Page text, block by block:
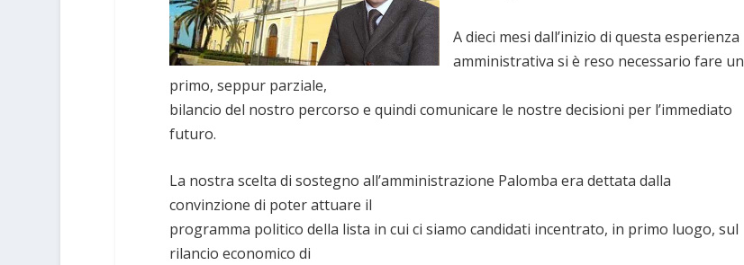
A dieci mesi dall’inizio di questa esperienza
amministrativa si è reso necessario fare un
primo, seppur parziale,
bilancio del nostro percorso e quindi comunicare le nostre decisioni per l’immediato
futuro.
La nostra scelta di sostegno all’amministrazione Palomba era dettata dalla
convinzione di poter attuare il
programma politico della lista in cui ci siamo candidati incentrato, in primo luogo, sul
rilancio economico di